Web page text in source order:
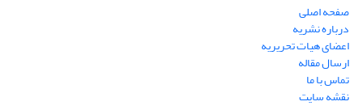
صفحه اصلی
درباره نشریه
اعضای هیات تحریریه
ارسال مقاله
تماس با ما
نقشه سایت